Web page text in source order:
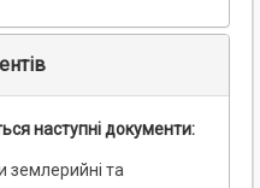
наступні документи:
та